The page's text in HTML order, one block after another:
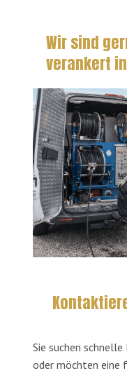
Wir sind
verankert
Sie suchen
oder möchten eine